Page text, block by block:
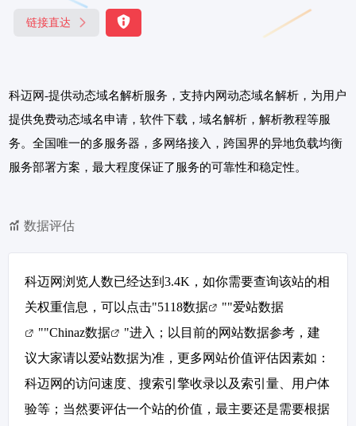
链接直达
科迈网-提供动态域名解析服务，支持内网动态域名解析，为用户
提供免费动态域名申请，软件下载，域名解析，解析教程等服
务。全国唯一的多服务器，多网络接入，跨国界的异地负载均衡
服务部署方案，最大程度保证了服务的可靠性和稳定性。
数据评估
科迈网浏览人数已经达到3.4K，如你需要查询该站的相
关权重信息，可以点击"5118数据 ""爱站数据
""Chinaz数据
"进入；以目前的网站数据参考，建
议大家请以爱站数据为准，更多网站价值评估因素如：
科迈网的访问速度、搜索引擎收录以及索引量、用户体
验等；当然要评估一个站的价值，最主要还是需要根据